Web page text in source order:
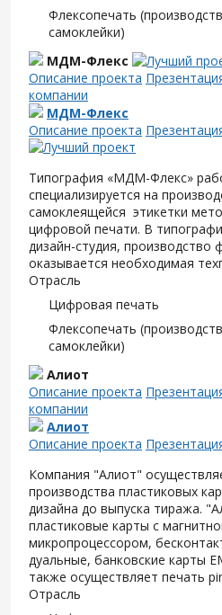
Флексопечать
самоклейки)
МДМ-Флекс
Описание проекта
компании
МДМ-Флекс
Описание проекта
Типография «МДМ-Флекс»
специализируется на
самоклеящейся этикетки
цифровой печати. В
дизайн-студия,
оказывается необходимая
Отрасль
Цифровая печать
Флексопечать
самоклейки)
Алиот
Описание проекта
компании
Алиот
Описание проекта
Компания "Алиот"
производства пластиковых
дизайна до выпуска тиража.
пластиковые карты с
микропроцессором,
дуальные, банковские карты
также осуществляет печать
Отрасль